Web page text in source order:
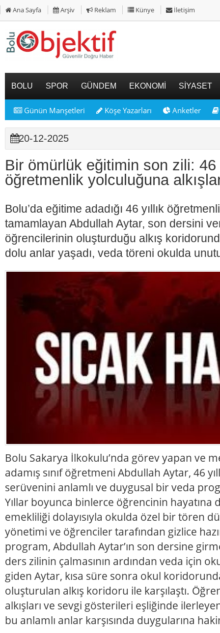
Ana Sayfa Arşiv Reklam Künye İletişim
BOLU SPOR GÜNDEM EKONOMİ SİYASET
Günün Manşetleri Köşe Yazarları Anketler
20-12-2025
Bir ömürlük eğitimin son zili: 46
öğretmenlik yolculuğuna
Bolu’da eğitime adadığı 46 yıllık
tamamlayan Abdullah Aytar, son dersini
öğrencilerinin oluşturduğu alkış
dolu anlar yaşadı, veda töreni okulda
Bolu Sakarya İlkokulu’nda görev yapan ve
adamış sınıf öğretmeni Abdullah Aytar, 46
serüvenini anlamlı ve duygusal bir veda
Yıllar boyunca binlerce öğrencinin hayatına
emekliliği dolayısıyla okulda özel bir tören
yönetimi ve öğrenciler tarafından gizlice
program, Abdullah Aytar’ın son dersine
ders zilinin çalmasının ardından veda için
giden Aytar, kısa süre sonra okul
oluşturulan alkış koridoru ile karşılaştı.
alkışları ve sevgi gösterileri eşliğinde
bu anlamlı anlar karşısında duygularına